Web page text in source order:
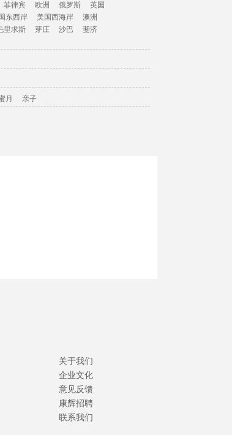
菲律宾 欧洲 俄罗斯
英国
东西岸 美国西海岸
澳洲
里求斯 芽庄 沙巴
斐济
月 亲子
关于我们
企业文化
意见反馈
康辉招聘
联系我们